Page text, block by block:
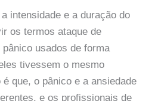
intensidade e a duração do
os termos ataque de
usados de forma
tivessem o mesmo
que, o pânico e a ansiedade
e os profissionais de